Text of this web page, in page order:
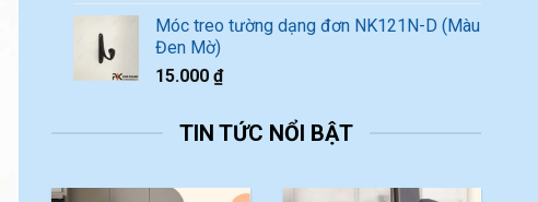
Móc treo tường dạng đơn NK121N-D (Màu
Đen Mờ)
15.000₫
TIN TỨC NỔI BẬT